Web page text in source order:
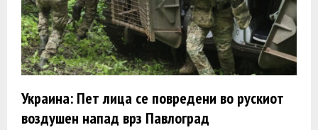
Украина: Пет лица се повредени во рускиот
воздушен напад врз Павлоград